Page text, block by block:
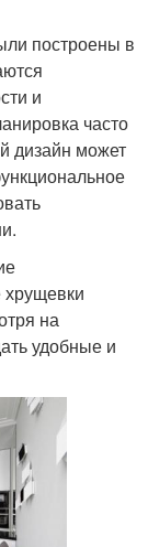
построены в
и
часто
дизайн может
на
удобные и